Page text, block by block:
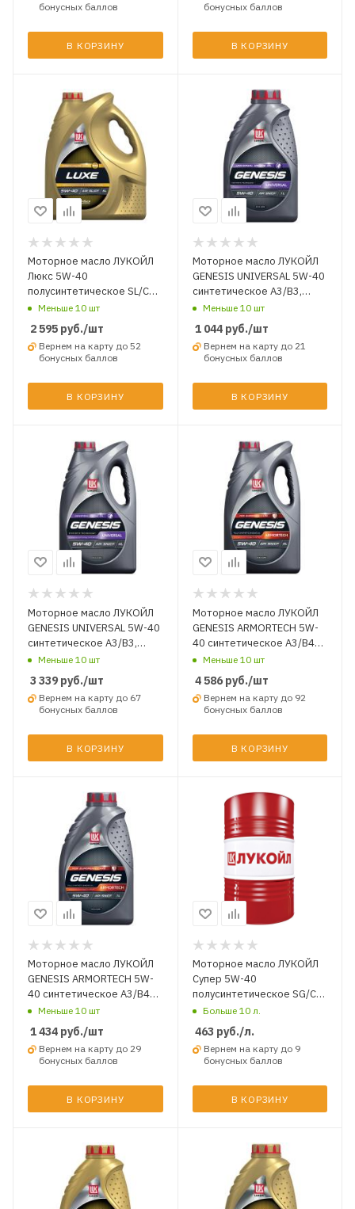
бонусных баллов
В КОРЗИНУ
бонусных баллов
В КОРЗИНУ
Моторное масло ЛУКОЙЛ
Люкс 5W-40
полусинтетическое SL/CF
5 л.Меньше 10 шт
2 595 руб./шт
Вернем на карту до 52
бонусных баллов
В КОРЗИНУ
Моторное масло ЛУКОЙЛ
GENESIS UNIVERSAL 5W-40
синтетическое A3/B3,
A3/B4 SN/CF 1 л.
Меньше 10 шт
1 044руб./шт
Вернем на карту до 21
бонусных баллов
В КОРЗИНУ
Моторное масло ЛУКОЙЛ
GENESIS UNIVERSAL 5W-40
синтетическое A3/B3,
A3/B4 SN/CF 4 л.
Меньше 10 шт
3 339 руб./шт
Вернем на карту до 67
бонусных баллов
В КОРЗИНУ
Моторное масло ЛУКОЙЛ
GENESIS ARMORTECH 5W-
40 синтетическое A3/B4
SN/CF 4 л.
Меньше 10 шт
4 586руб./шт
Вернем на карту до 92
бонусных баллов
В КОРЗИНУ
Моторное масло ЛУКОЙЛ
GENESIS ARMORTECH 5W-
40 синтетическое A3/B4
SN/CF 1 л.
Меньше 10 шт
1 434 руб./шт
Вернем на карту до 29
бонусных баллов
В КОРЗИНУ
Моторное масло ЛУКОЙЛ
Супер 5W-40
полусинтетическое SG/CD
л. НА РАЗЛИВ
Больше 10 л.
463 руб./л.
Вернем на карту до 9
бонусных баллов
В КОРЗИНУ